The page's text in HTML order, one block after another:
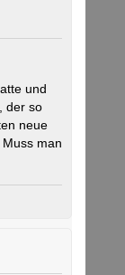
und
der so
neue
man